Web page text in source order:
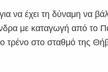
να έχει τη δύναμη να
με καταγωγή από το
τρένο στο σταθμό της